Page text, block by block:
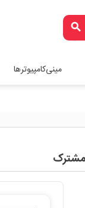
search
مینی‌کامپیوترها